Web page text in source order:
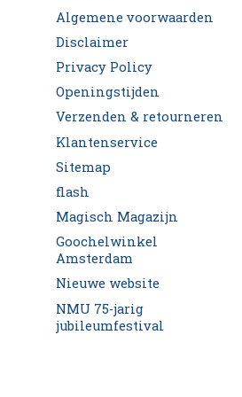
Algemene voorwaarden
Disclaimer
Privacy Policy
Openingstijden
Verzenden & retourneren
Klantenservice
Sitemap
flash
Magisch Magazijn
Goochelwinkel
Amsterdam
Nieuwe website
NMU 75-jarig
jubileumfestival